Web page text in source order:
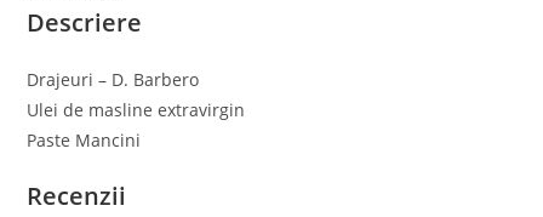
Descriere
Drajeuri – D. Barbero
Ulei de masline extravirgin
Paste Mancini
Recenzii